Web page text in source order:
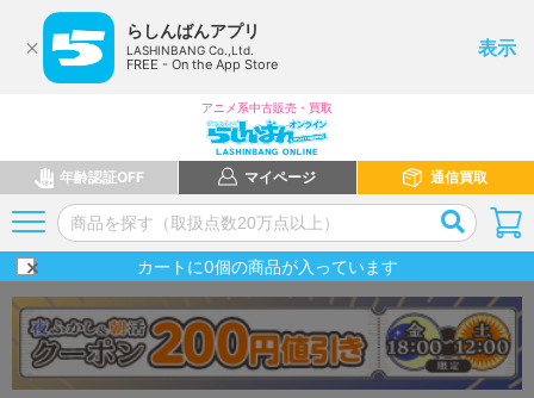
らしんばんアプリ
LASHINBANG Co.,Ltd.
FREE - On the App Store
表示
アニメ系中古販売・買取
年齢認証OFF マイページ 通信買取
カートに0個の商品が入っています